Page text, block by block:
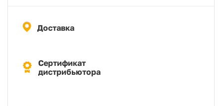
Доставка
Сертификат
дистрибьютора